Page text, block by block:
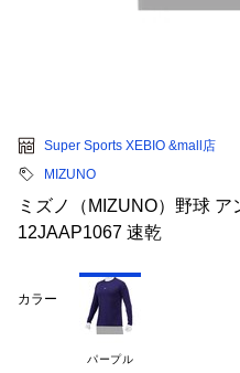
Super Sports XEBIO &mall店
MIZUNO
ミズノ（MIZUNO）野球
12JAAP1067 速乾
カラー
パープル